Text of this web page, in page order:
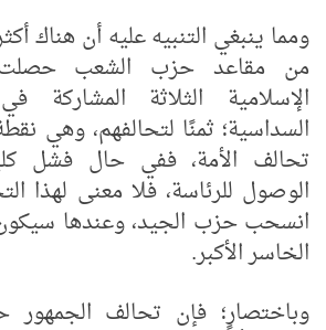
ومما ينبغي التنبيه عليه أن هناك
من مقاعد حزب الشعب حصلت
الإسلامية الثلاثة المشاركة
السداسية؛ ثمنًا لتحالفهم، وهي
تحالف الأمة، ففي حال فشل
الوصول للرئاسة، فلا معنى لهذا
انسحب حزب الجيد، وعندها
الخاسر الأكبر.
وباختصارٍ؛ فإن تحالف